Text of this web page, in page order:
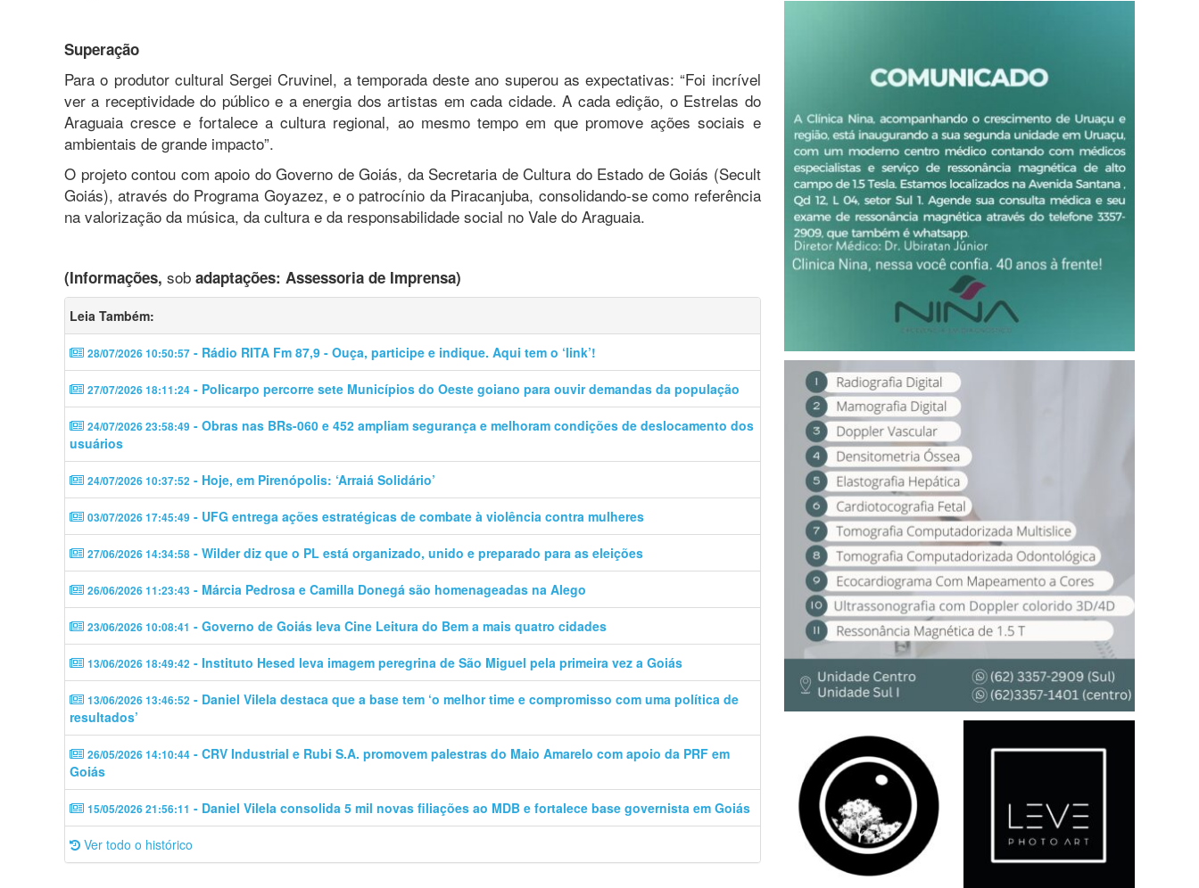
Superação
Para o produtor cultural Sergei Cruvinel, a temporada deste ano superou as expectativas: “Foi incrível
ver a receptividade do público e a energia dos artistas em cada cidade. A cada edição, o Estrelas do
Araguaia cresce e fortalece a cultura regional, ao mesmo tempo em que promove ações sociais e
ambientais de grande impacto”.
O projeto contou com apoio do Governo de Goiás, da Secretaria de Cultura do Estado de Goiás (Secult
Goiás), através do Programa Goyazez, e o patrocínio da Piracanjuba, consolidando-se como referência
na valorização da música, da cultura e da responsabilidade social no Vale do Araguaia.
(Informações, sob adaptações: Assessoria de Imprensa)
Leia Também:
28/07/2026 10:50:57 - Rádio RITA Fm 87,9 - Ouça, participe e indique. Aqui tem o ‘link’!
27/07/2026 18:11:24 - Policarpo percorre sete Municípios do Oeste goiano para ouvir demandas da população
24/07/2026 23:58:49 - Obras nas BRs-060 e 452 ampliam segurança e melhoram condições de deslocamento dos
usuários
24/07/2026 10:37:52 - Hoje, em Pirenópolis: ‘Arraiá Solidário’
03/07/2026 17:45:49 - UFG entrega ações estratégicas de combate à violência contra mulheres
27/06/2026 14:34:58 - Wilder diz que o PL está organizado, unido e preparado para as eleições
26/06/2026 11:23:43 - Márcia Pedrosa e Camilla Donegá são homenageadas na Alego
23/06/2026 10:08:41 - Governo de Goiás leva Cine Leitura do Bem a mais quatro cidades
13/06/2026 18:49:42 - Instituto Hesed leva imagem peregrina de São Miguel pela primeira vez a Goiás
13/06/2026 13:46:52 - Daniel Vilela destaca que a base tem ‘o melhor time e compromisso com uma política de
resultados’
26/05/2026 14:10:44 - CRV Industrial e Rubi S.A. promovem palestras do Maio Amarelo com apoio da PRF em
Goiás
15/05/2026 21:56:11 - Daniel Vilela consolida 5 mil novas filiações ao MDB e fortalece base governista em Goiás
Ver todo o histórico